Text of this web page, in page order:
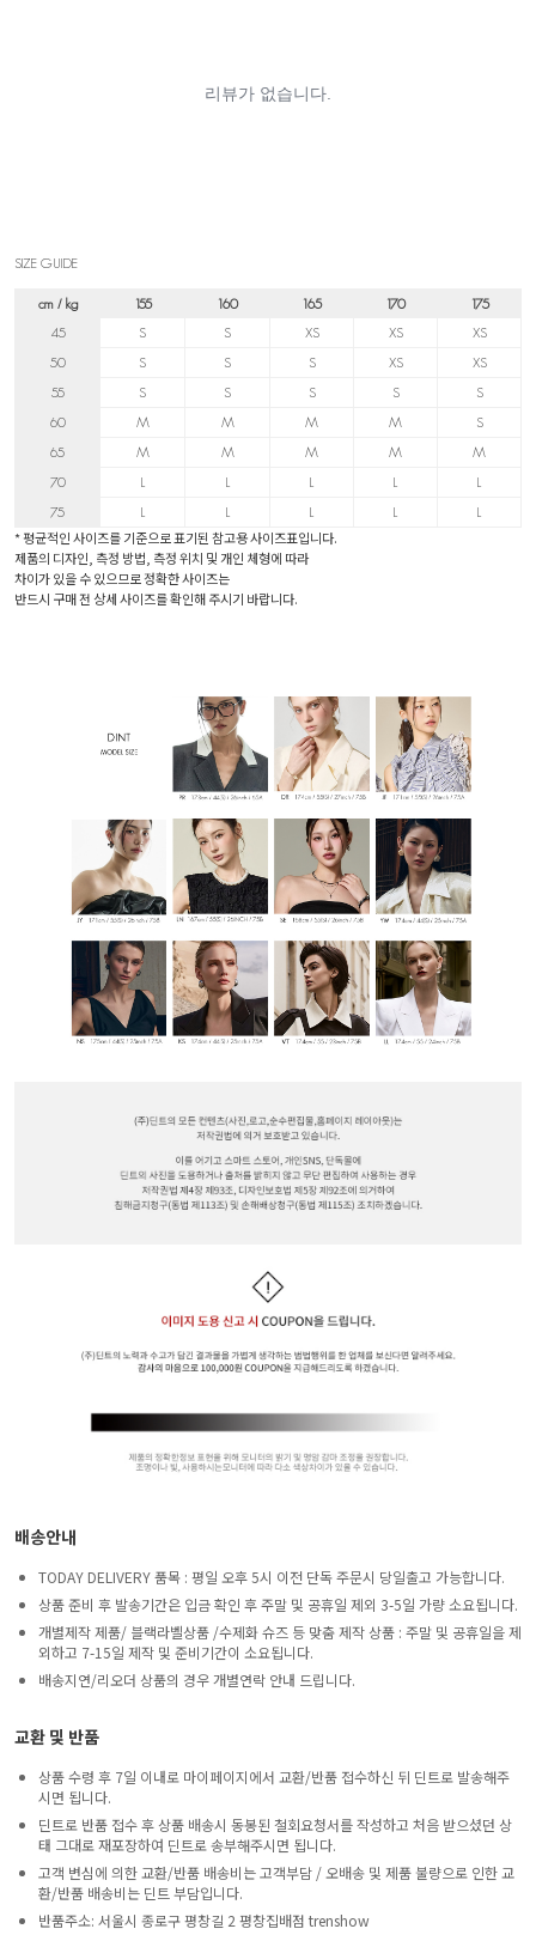
SIZE GUIDE
cm / kg 155 160 165 170
175
45
S S XS XS
XS
50
S S S XS
XS
55
S S S S
S
60
M M M M
S
65
M M M M
M
70
L L L L
L
75
L L L L L
* 평균적인 사이즈를 기준으로 표기된 참고용 사이즈표입니다.
제품의 디자인, 측정 방법, 측정 위치 및 개인 체형에 따라
차이가 있을 수 있으므로 정확한 사이즈는
반드시 구매 전 상세 사이즈를 확인해 주시기 바랍니다.
배송안내
TODAY DELIVERY 품목 : 평일 오후 5시 이전 단독 주문시 당일출고 가능합니다.
상품 준비 후 발송기간은 입금 확인 후 주말 및 공휴일 제외 3-5일 가량 소요됩니다.
개별제작 제품/ 블랙라벨상품 /수제화 슈즈 등 맞춤 제작 상품 : 주말 및 공휴일을 제
외하고 7-15일 제작 및 준비기간이 소요됩니다.
배송지연/리오더 상품의 경우 개별연락 안내 드립니다.
교환 및 반품
상품 수령 후 7일 이내로 마이페이지에서 교환/반품 접수하신 뒤 딘트로 발송해주
시면 됩니다.
딘트로 반품 접수 후 상품 배송시 동봉된 철회요청서를 작성하고 처음 받으셨던 상
태 그대로 재포장하여 딘트로 송부해주시면 됩니다.
고객 변심에 의한 교환/반품 배송비는 고객부담 / 오배송 및 제품 불량으로 인한 교
환/반품 배송비는 딘트 부담입니다.
반품주소: 서울시 종로구 평창길 2 평창집배점 trenshow